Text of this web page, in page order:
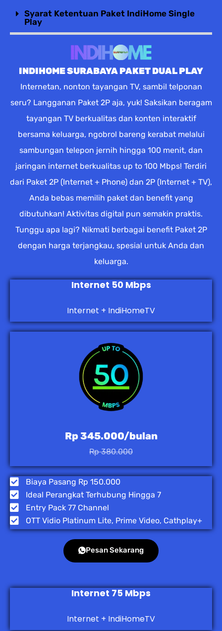
Syarat Ketentuan Paket IndiHome Single
Play
INDIHOME SURABAYA PAKET DUAL PLAY
Internetan, nonton tayangan TV, sambil telponan
seru? Langganan Paket 2P aja, yuk! Saksikan beragam
tayangan TV berkualitas dan konten interaktif
bersama keluarga, ngobrol bareng kerabat melalui
sambungan telepon jernih hingga 100 menit, dan
jaringan internet berkualitas up to 100 Mbps! Terdiri
dari Paket 2P (Internet + Phone) dan 2P (Internet + TV),
Anda bebas memilih paket dan benefit yang
dibutuhkan! Aktivitas digital pun semakin praktis.
Tunggu apa lagi? Nikmati berbagai benefit Paket 2P
dengan harga terjangkau, spesial untuk Anda dan
keluarga.
Internet 50 Mbps
Internet + IndiHomeTV
Rp 345.000/bulan
Rp 380.000
Biaya Pasang Rp 150.000
Ideal Perangkat Terhubung Hingga 7
Entry Pack 77 Channel
OTT Vidio Platinum Lite, Prime Video, Cathplay+
Pesan Sekarang
Internet 75 Mbps
Internet + IndiHomeTV